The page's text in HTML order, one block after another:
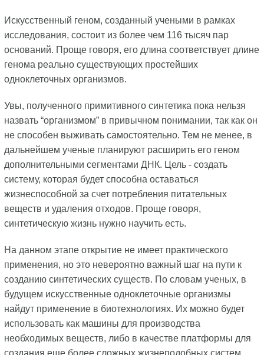
Искусственный геном, созданный учеными в рамках
исследования, состоит из более чем 116 тысяч пар
оснований. Проще говоря, его длина соответствует длине
генома реально существующих простейших
одноклеточных организмов.
Увы, полученного примитивного синтетика пока нельзя
назвать “организмом” в привычном понимании, так как он
не способен выживать самостоятельно. Тем не менее, в
дальнейшем ученые планируют расширить его геном
дополнительными сегментами ДНК. Цель - создать
систему, которая будет способна оставаться
жизнеспособной за счет потребления питательных
веществ и удаления отходов. Проще говоря,
синтетическую жизнь нужно научить есть.
На данном этапе открытие не имеет практического
применения, но это невероятно важный шаг на пути к
созданию синтетических существ. По словам ученых, в
будущем искусственные одноклеточные организмы
найдут применение в биотехнологиях. Их можно будет
использовать как машины для производства
необходимых веществ, либо в качестве платформы для
создания еще более сложных жизнеподобных систем.